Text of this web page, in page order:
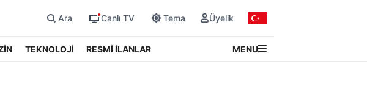
Ara Canlı TV Tema Üyelik
TEKNOLOJİ RESMİ İLANLAR MENU